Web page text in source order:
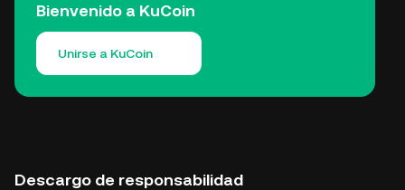
Bienvenido a KuCoin
Unirse a KuCoin
Descargo de responsabilidad